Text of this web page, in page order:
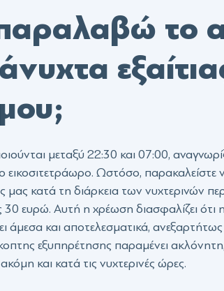
το
μεταξύ 22:30 και 07:00,
Ωστόσο, παρακαλείστε
μας κατά τη διάρκεια των νυχτερινών
ευρώ. Αυτή η χρέωση διασφαλίζει
άμεσα και αποτελεσματικά,
εξυπηρέτησης παραμένει
και κατά τις νυχτερινές ώρες.